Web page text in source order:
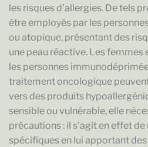
les risques d’allergies. De tels
être employés par les
ou atopique, présentant des
une peau réactive. Les femmes
les personnes
traitement oncologique
vers des produits
sensible ou vulnérable, elle
précautions : il s’agit en effet
spécifiques en lui apportant